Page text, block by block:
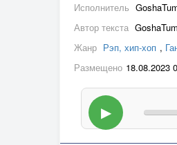
Исполнитель
Автор текста
Жанр Рэп, хип-хоп ,
Размещено 18.08.2023
▶